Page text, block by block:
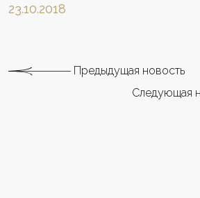
23.10.2018
Предыдущая новость
Следующая